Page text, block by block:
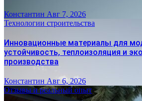
Константин Авг 7, 2026
Технологии строительства
Инновационные материалы для
устойчивость, теплоизоляция и
производства
Константин Авг 6, 2026
Отзывы и реальный опыт